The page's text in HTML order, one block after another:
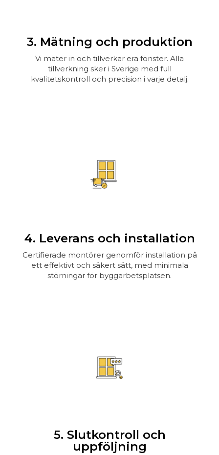
3. Mätning och produktion
Vi mäter in och tillverkar era fönster. Alla
tillverkning sker i Sverige med full
kvalitetskontroll och precision i varje detalj.
4. Leverans och installation
Certifierade montörer genomför installation på
ett effektivt och säkert sätt, med minimala
störningar för byggarbetsplatsen.
5. Slutkontroll och
uppföljning